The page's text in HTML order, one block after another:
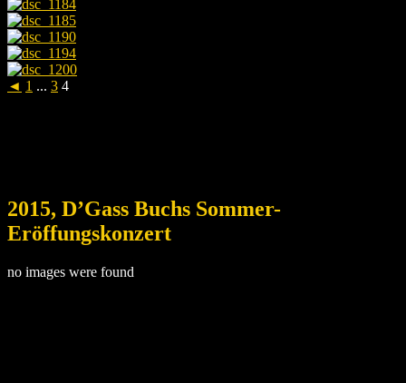
◄ 1 ... 3 4
2015, D’Gass Buchs Sommer-
Eröffungskonzert
no images were found